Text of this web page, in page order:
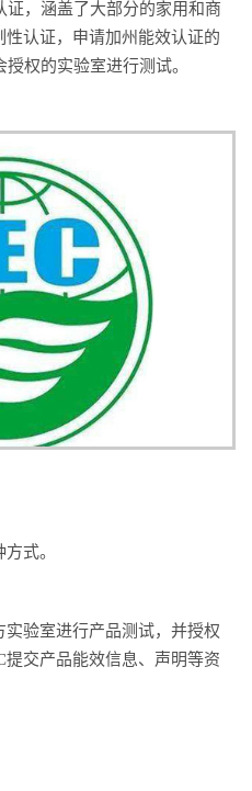
，涵盖了大部分的家用和商
性认证，申请加州能效认证的
权的实验室进行测试。
式。
实验室进行产品测试，并授权
提交产品能效信息、声明等资